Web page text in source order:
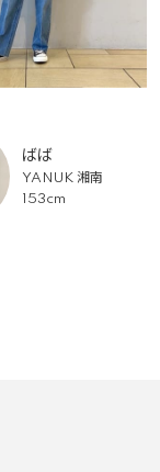
ばば
YANUK 湘南
153cm